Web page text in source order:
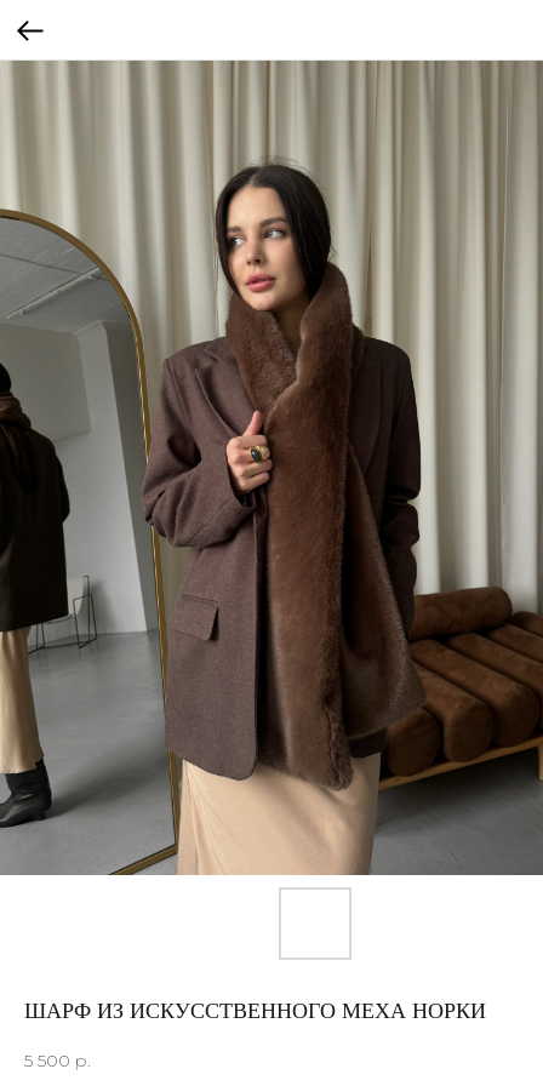
ШАРФ ИЗ ИСКУССТВЕННОГО МЕХА НОРКИ
5 500 р.